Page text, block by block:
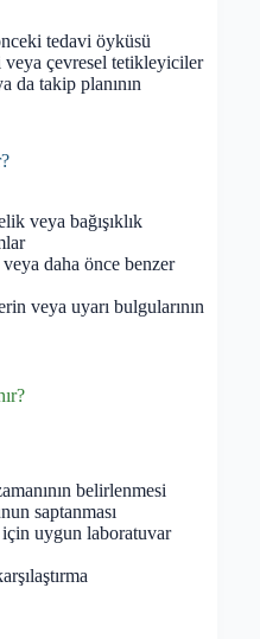
tedavi öyküsü
veya çevresel tetikleyiciler
da takip planının
veya bağışıklık
daha önce benzer
veya uyarı bulgularının
belirlenmesi
saptanması
için uygun laboratuvar